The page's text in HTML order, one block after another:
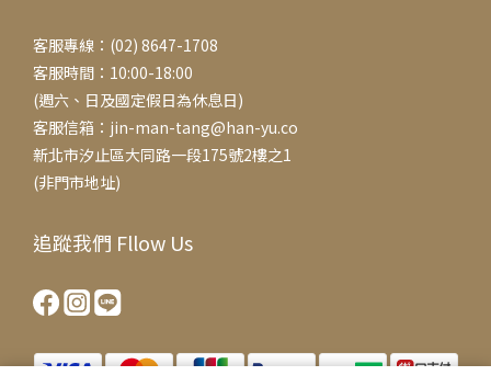
客服專線：(02) 8647-1708
客服時間：10:00-18:00
(週六、日及國定假日為休息日)
客服信箱：jin-man-tang@han-yu.co
新北市汐止區大同路一段175號2樓之1
(非門市地址)
追蹤我們 Fllow Us